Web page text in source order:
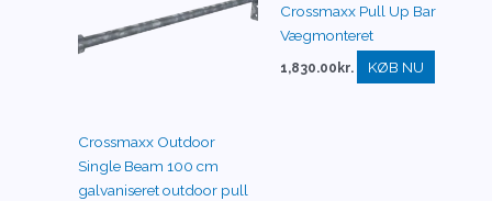
Crossmaxx Outdoor
Single Beam 100 cm
galvaniseret outdoor pull
Crossmaxx Pull Up Bar
Vægmonteret
1,830.00 kr. KØB NU